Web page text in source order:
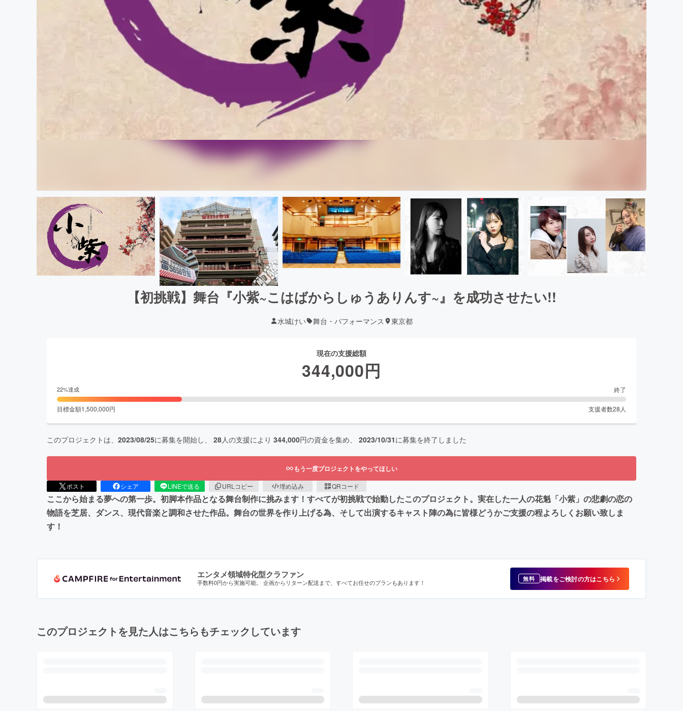
【初挑戦】舞台『小紫~こはばからしゅうありんす~』を成功させたい!!
水城けい 舞台・パフォーマンス 東京都
現在の支援総額
344,000円
22%達成 終了
目標金額1,500,000円 支援者数28 人
このプロジェクトは、 2023/08/25に募集を開始し、 28人の支援により 344,000円の資金を集め、 2023/10/31に募集を終了しました
もう一度プロジェクトをやってほしい
ポスト シェア LINEで送る URLコピー 埋め込み QRコード
ここから始まる夢への第一歩。初脚本作品となる舞台制作に挑みます！すべてが初挑戦で始動したこのプロジェクト。実在した一人の花魁「小紫」の悲劇の恋の
物語を芝居、ダンス、現代音楽と調和させた作品。舞台の世界を作り上げる為、そして出演するキャスト陣の為に皆様どうかご支援の程よろしくお願い致しま
す！
エンタメ領域特化型クラファン
手数料0円から実施可能。 企画からリターン配送まで、すべてお任せのプランもあります！ 無料 掲載をご検討の方はこちら
このプロジェクトを見た人はこちらもチェックしています